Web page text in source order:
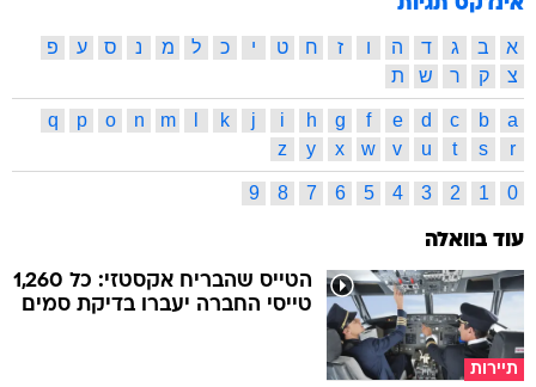
אינדקס תגיות
א ב ג ד ה ו ז ח ט י כ ל מ נ ס ע
פ
צ
ק ר ש ת
a
b
c
d
e
f
g
h
i
j
k
m
n
o
p
q
r
s
t
u
v
w
x
y
z
0
1
2
3
4
5
6
7
8
9
עוד בוואלה
תיירות
הטייס שהבריח אקסטזי: כל 1,260
טייסי החברה יעברו בדיקת סמים